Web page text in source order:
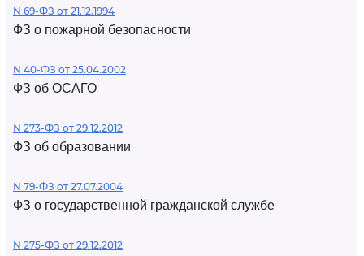
N 69-ФЗ от 21.12.1994
ФЗ о пожарной безопасности
N 40-ФЗ от 25.04.2002
ФЗ об ОСАГО
N 273-ФЗ от 29.12.2012
ФЗ об образовании
N 79-ФЗ от 27.07.2004
ФЗ о государственной гражданской службе
N 275-ФЗ от 29.12.2012